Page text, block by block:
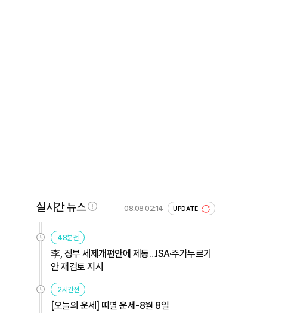
실시간 뉴스 08.08 02:14 UPDATE
48분전
李, 정부 세제개편안에 제동…ISA·주가누르기
안 재검토 지시
2시간전
[오늘의 운세] 띠별 운세-8월 8일